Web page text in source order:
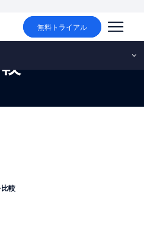
無料トライアル
の基本を比
較
較